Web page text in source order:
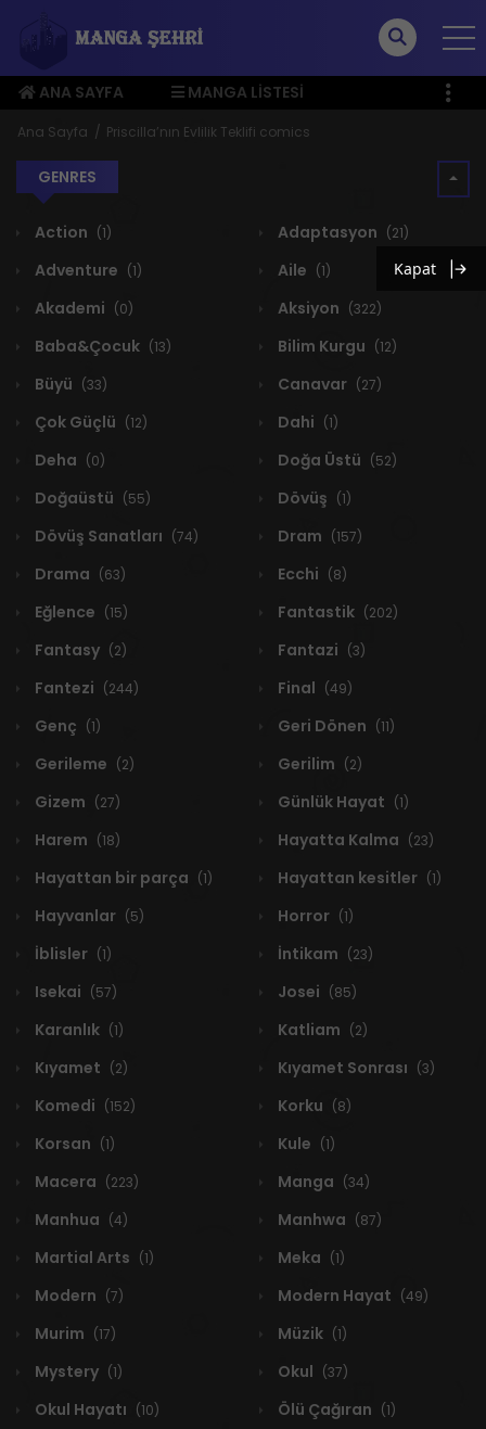
ANA SAYFA
MANGA LISTESI
ÜYE MENÜSÜ
Ana Sayfa Priscilla’nın Evlilik Teklifi comics
GENRES
Action (1) Adaptasyon (21)
Adventure (1) Aile (1)
Akademi (0) Aksiyon (322)
Baba&Çocuk (13) Bilim Kurgu (12)
Büyü (33) Canavar (27)
Çok Güçlü (12) Dahi (1)
Deha (0) Doğa Üstü (52)
Doğaüstü (55) Dövüş (1)
Dövüş Sanatları (74) Dram (157)
Drama (63) Ecchi (8)
Eğlence (15) Fantastik (202)
Fantasy (2) Fantazi (3)
Fantezi (244) Final (49)
Genç (1) Geri Dönen (11)
Gerileme (2) Gerilim (2)
Gizem (27) Günlük Hayat (1)
Harem (18) Hayatta Kalma (23)
Hayattan bir parça (1) Hayattan kesitler (1)
Hayvanlar (5) Horror (1)
İblisler (1) İntikam (23)
Isekai (57) Josei (85)
Karanlık (1) Katliam (2)
Kıyamet (2) Kıyamet Sonrası (3)
Komedi (152) Korku (8)
Korsan (1) Kule (1)
Macera (223) Manga (34)
Manhua (4) Manhwa (87)
Martial Arts (1) Meka (1)
Modern (7) Modern Hayat (49)
Murim (17) Müzik (1)
Mystery (1) Okul (37)
Okul Hayatı (10) Ölü Çağıran (1)
Kapat